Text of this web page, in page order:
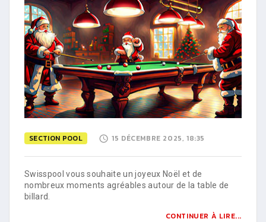
SECTION POOL 15 DÉCEMBRE 2025, 18:35
Swisspool vous souhaite un joyeux Noël et de
nombreux moments agréables autour de la table de
billard.
CONTINUER À LIRE...